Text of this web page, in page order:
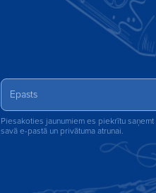
Piesakoties jaunumiem es piekrītu
savā e-pastā un privātuma atrunai.